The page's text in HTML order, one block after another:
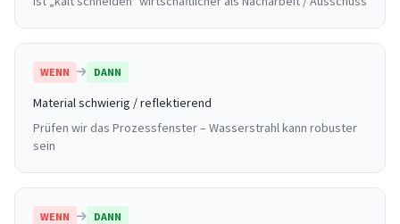
WENN DANN
Material schwierig / reflektierend
Prüfen wir das Prozessfenster – Wasserstrahl kann robuster
sein
WENN DANN